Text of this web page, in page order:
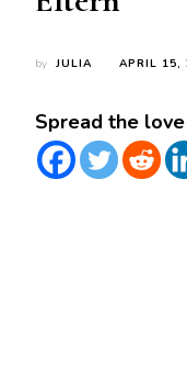
by JULIA APRIL 15,
Spread the love